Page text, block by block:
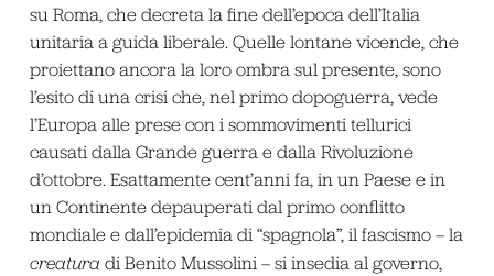
su Roma, che decreta la fine dell’epoca dell’Italia
unitaria a guida liberale. Quelle lontane vicende, che
proiettano ancora la loro ombra sul presente, sono
l’esito di una crisi che, nel primo dopoguerra, vede
l’Europa alle prese con i sommovimenti tellurici
causati dalla Grande guerra e dalla Rivoluzione
d’ottobre. Esattamente cent’anni fa, in un Paese e in
un Continente depauperati dal primo conflitto
mondiale e dall’epidemia di “spagnola”, il fascismo – la
creatura di Benito Mussolini – si insedia al governo,